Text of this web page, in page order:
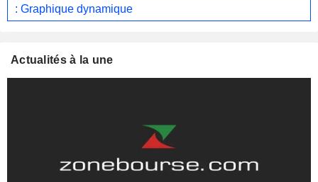
: Graphique dynamique
Actualités à la une